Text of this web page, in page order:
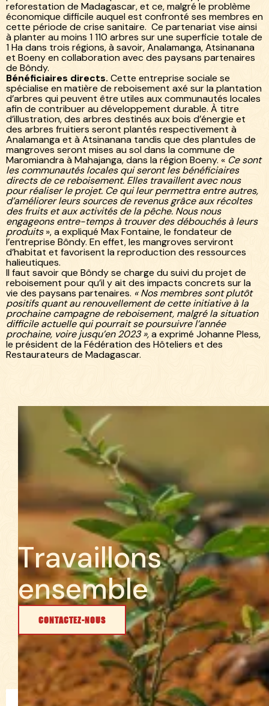
reforestation de Madagascar, et ce, malgré le problème
économique difficile auquel est confronté ses membres en
cette période de crise sanitaire. Ce partenariat vise ainsi
à planter au moins 1 110 arbres sur une superficie totale de
1 Ha dans trois régions, à savoir, Analamanga, Atsinanana
et Boeny en collaboration avec des paysans partenaires
de Bôndy.
Bénéficiaires directs. Cette entreprise sociale se
spécialise en matière de reboisement axé sur la plantation
d’arbres qui peuvent être utiles aux communautés locales
afin de contribuer au développement durable. À titre
d’illustration, des arbres destinés aux bois d’énergie et
des arbres fruitiers seront plantés respectivement à
Analamanga et à Atsinanana tandis que des plantules de
mangroves seront mises au sol dans la commune de
Maromiandra à Mahajanga, dans la région Boeny. « Ce sont
les communautés locales qui seront les bénéficiaires
directs de ce reboisement. Elles travaillent avec nous
pour réaliser le projet. Ce qui leur permettra entre autres,
d’améliorer leurs sources de revenus grâce aux récoltes
des fruits et aux activités de la pêche. Nous nous
engageons entre-temps à trouver des débouchés à leurs
produits», a expliqué Max Fontaine, le fondateur de
l’entreprise Bôndy. En effet, les mangroves serviront
d’habitat et favorisent la reproduction des ressources
halieutiques.
Il faut savoir que Bôndy se charge du suivi du projet de
reboisement pour qu’il y ait des impacts concrets sur la
vie des paysans partenaires. « Nos membres sont plutôt
positifs quant au renouvellement de cette initiative à la
prochaine campagne de reboisement, malgré la situation
difficile actuelle qui pourrait se poursuivre l’année
prochaine, voire jusqu’en 2023 »,a exprimé Johanne Pless,
le président de la Fédération des Hôteliers et des
Restaurateurs de Madagascar.
Travaillons
ensemble
CONTACTEZ-NOUS